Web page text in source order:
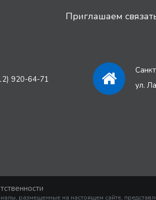
Приглашаем
920-64-71
ул.
размещенные на настоящем сайте,